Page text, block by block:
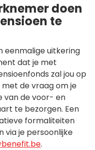
doen
te
eenmalige uitkering
dat je met
zal jou op
de vraag om je
van de voor- en
te bezorgen. Een
formaliteiten
via je persoonlijke
.